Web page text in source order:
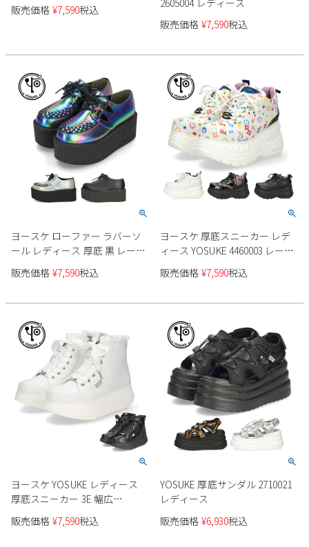
販売価格 ¥7,590税込
販売価格 ¥7,590税込
ヨースケ ローファー ラバーソ
ール レディース 厚底 黒 レース
アップ シューズ YOSUKE
2810051 靴 カジュアル ブラック
販売価格 ¥7,590税込
ヨースケ 厚底スニーカー レデ
ィース YOSUKE 4460003 レース
アップ カジュアル ジッパー 3E
幅広
販売価格 ¥7,590税込
ヨースケ YOSUKE レディース
厚底スニーカー 3E 幅広
4450062 ホワイト ブラック 靴
5cm レースアップ フリル サテ
販売価格 ¥7,590税込
YOSUKE 厚底サンダル 2710021
レディース
販売価格 ¥6,930税込